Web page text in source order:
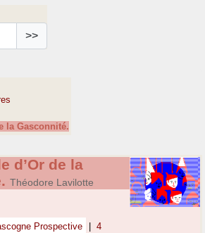
>>
la Gasconnité.
d’Or de la
Théodore Lavilotte
Prospective 4